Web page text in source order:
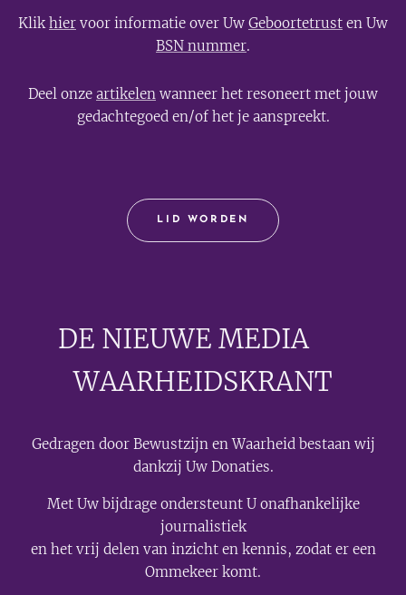
Klikhier voor informatie over Uw Geboortetrust en Uw
BSN nummer.
Deel onze artikelen wanneer het resoneert met jouw
gedachtegoed en/of het je aanspreekt.
LID WORDEN
DE NIEUWE MEDIA🟣
WAARHEIDSKRANT
Gedragen door Bewustzijn en Waarheid bestaan wij
dankzij Uw Donaties.
Met Uw bijdrage ondersteunt U onafhankelijke
journalistiek
en het vrij delen van inzicht en kennis, zodat er een
Ommekeer komt.